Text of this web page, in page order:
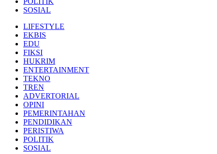
SOSIAL
LIFESTYLE
EKBIS
EDU
FIKSI
HUKRIM
ENTERTAINMENT
TEKNO
TREN
ADVERTORIAL
OPINI
PEMERINTAHAN
PENDIDIKAN
PERISTIWA
POLITIK
SOSIAL